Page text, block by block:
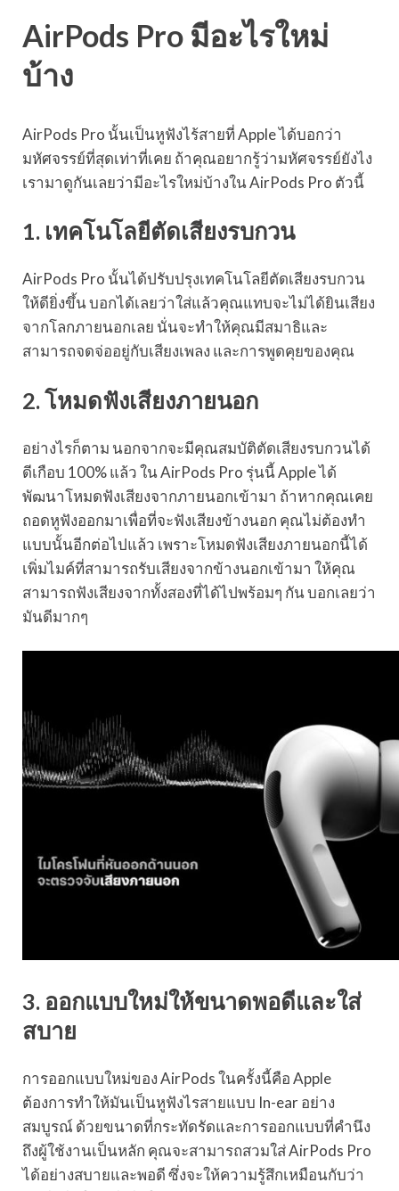
AirPods Pro มีอะไรใหม่
บ้าง
AirPods Pro นั้นเป็นหูฟังไร้สายที่ Apple ได้บอกว่า
มหัศจรรย์ที่สุดเท่าที่เคย ถ้าคุณอยากรู้ว่ามหัศจรรย์ยังไง
เรามาดูกันเลยว่ามีอะไรใหม่บ้างใน AirPods Pro ตัวนี้
1. เทคโนโลยีตัดเสียงรบกวน
AirPods Pro นั้นได้ปรับปรุงเทคโนโลยีตัดเสียงรบกวน
ให้ดียิ่งขึ้น บอกได้เลยว่าใส่แล้วคุณแทบจะไม่ได้ยินเสียง
จากโลกภายนอกเลย นั่นจะทำให้คุณมีสมาธิและ
สามารถจดจ่ออยู่กับเสียงเพลง และการพูดคุยของคุณ
2. โหมดฟังเสียงภายนอก
อย่างไรก็ตาม นอกจากจะมีคุณสมบัติตัดเสียงรบกวนได้
ดีเกือบ 100% แล้ว ใน AirPods Pro รุ่นนี้ Apple ได้
พัฒนาโหมดฟังเสียงจากภายนอกเข้ามา ถ้าหากคุณเคย
ถอดหูฟังออกมาเพื่อที่จะฟังเสียงข้างนอก คุณไม่ต้องทำ
แบบนั้นอีกต่อไปแล้ว เพราะโหมดฟังเสียงภายนอกนี้ได้
เพิ่มไมค์ที่สามารถรับเสียงจากข้างนอกเข้ามา ให้คุณ
สามารถฟังเสียงจากทั้งสองที่ได้ไปพร้อมๆ กัน บอกเลยว่า
มันดีมากๆ
3. ออกแบบใหม่ให้ขนาดพอดีและใส่
สบาย
การออกแบบใหม่ของ AirPods ในครั้งนี้คือ Apple
ต้องการทำให้มันเป็นหูฟังไรสายแบบ In-ear อย่าง
สมบูรณ์ ด้วยขนาดที่กระทัดรัดและการออกแบบที่คำนึง
ถึงผู้ใช้งานเป็นหลัก คุณจะสามารถสวมใส่ AirPods Pro
ได้อย่างสบายและพอดี ซึ่งจะให้ความรู้สึกเหมือนกับว่า